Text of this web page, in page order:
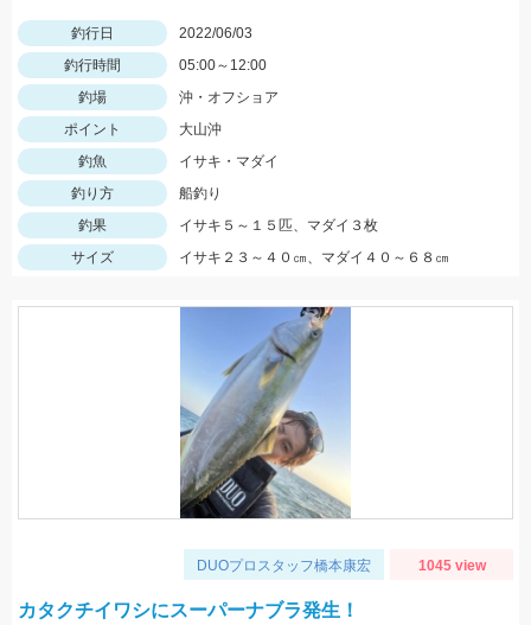
釣行日
2022/06/03
釣行時間
05:00～12:00
釣場
沖・オフショア
ポイント
大山沖
釣魚
イサキ・マダイ
釣り方
船釣り
釣果
イサキ５～１５匹、マダイ３枚
サイズ
イサキ２３～４０㎝、マダイ４０～６８㎝
DUOプロスタッフ橋本康宏 1045 view
カタクチイワシにスーパーナブラ発生！